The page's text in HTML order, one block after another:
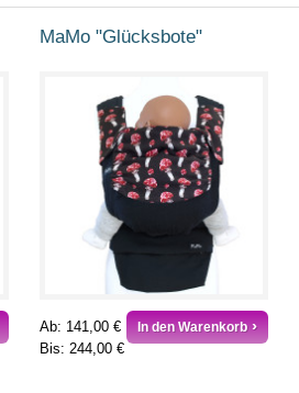
MaMo "Glücksbote"
Ab: 141,00 €
Bis: 244,00 €
In den Warenkorb